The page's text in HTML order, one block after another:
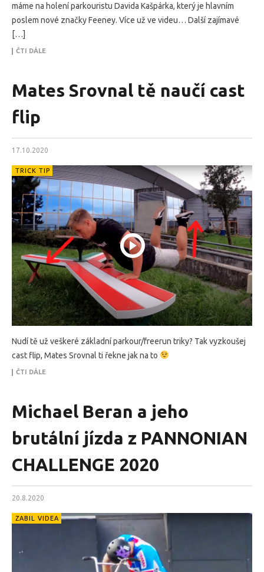
máme na holení parkouristu Davida Kašpárka, který je hlavním
poslem nové značky Feeney. Více už ve videu… Další zajímavé
[…]
ČTI DÁLE
Mates Srovnal tě naučí cast
flip
17.10.2020
TRICK TIP
Nudí tě už veškeré základní parkour/freerun triky? Tak vyzkoušej
cast flip, Mates Srovnal ti řekne jak na to
ČTI DÁLE
Michael Beran a jeho
brutální jízda z PANNONIAN
CHALLENGE 2020
20.8.2020
ZABIL VIDEA